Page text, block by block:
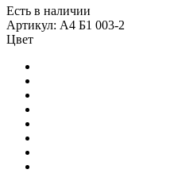
Есть в наличии
Артикул: А4 Б1 003-2
Цвет